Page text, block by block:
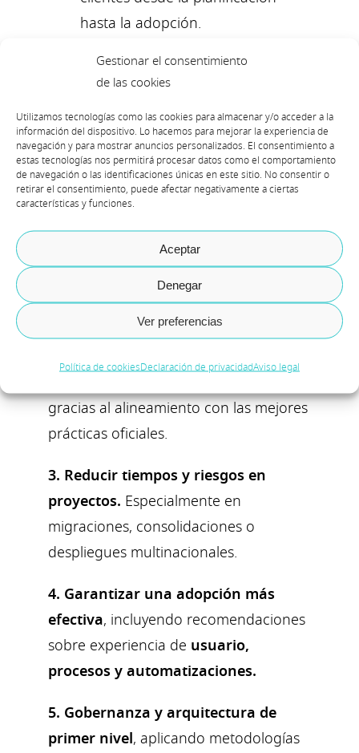
Gestionar el consentimiento
de las cookies
Utilizamos tecnologías como las cookies para almacenar y/o acceder a la
información del dispositivo. Lo hacemos para mejorar la experiencia de
navegación y para mostrar anuncios personalizados. El consentimiento a
estas tecnologías nos permitirá procesar datos como el comportamiento
de navegación o las identificaciones únicas en este sitio. No consentir o
retirar el consentimiento, puede afectar negativamente a ciertas
características y funciones.
Aceptar
Denegar
Ver preferencias
Política de cookiesDeclaración de privacidadAviso legal
hasta la adopción.
satisfacción del cliente.
Como FastTrack Portfolio Partner,
desde Axazure podemos:
1. Acceder a recursos y orientación
directa de los equipos de ingeniería
de Microsoft, lo que nos permite
validar decisiones clave del proyecto
desde la arquitectura hasta la
estrategia de migración.
gracias al alineamiento con las mejores
prácticas oficiales.
3. Reducir tiempos y riesgos en
proyectos. Especialmente en
migraciones, consolidaciones o
despliegues multinacionales.
4. Garantizar una adopción más
efectiva, incluyendo recomendaciones
sobre experiencia de usuario,
procesos y automatizaciones.
5. Gobernanza y arquitectura de
primer nivel, aplicando metodologías